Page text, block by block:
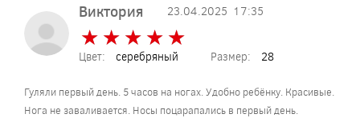
Виктория 23.04.2025 17:35
★ ★ ★ ★ ★
★ ★ ★ ★ ★
Цвет: серебряный Размер: 28
Гуляли первый день. 5 часов на ногах. Удобно ребёнку. Красивые.
Нога не заваливается. Носы поцарапались в первый день.